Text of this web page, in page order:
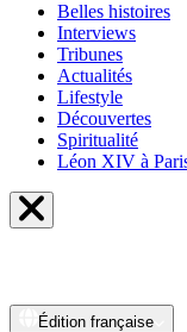
Belles histoires
Interviews
Tribunes
Actualités
Lifestyle
Découvertes
Spiritualité
Léon XIV à
Édition française